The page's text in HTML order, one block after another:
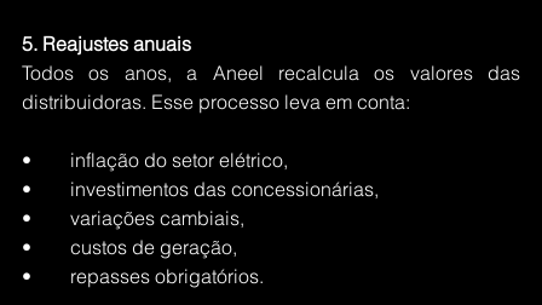
5. Reajustes anuais
Todos os anos, a Aneel recalcula os valores das
distribuidoras. Esse processo leva em conta:
•	inflação do setor elétrico,
•	investimentos das concessionárias,
•	variações cambiais,
•	custos de geração,
•	repasses obrigatórios.